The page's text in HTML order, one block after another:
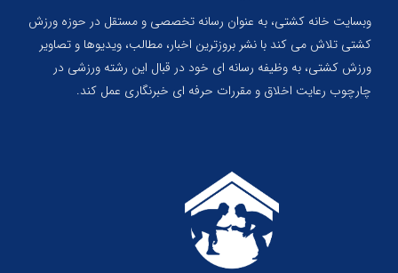
وبسایت خانه کشتی، به عنوان رسانه تخصصی و مستقل در حوزه ورزش
کشتی تلاش می کند با نشر بروزترین اخبار، مطالب، ویدیوها و تصاویر
ورزش کشتی، به وظیفه رسانه ای خود در قبال این رشته ورزشی در
چارچوب رعایت اخلاق و مقررات حرفه ای خبرنگاری عمل کند.